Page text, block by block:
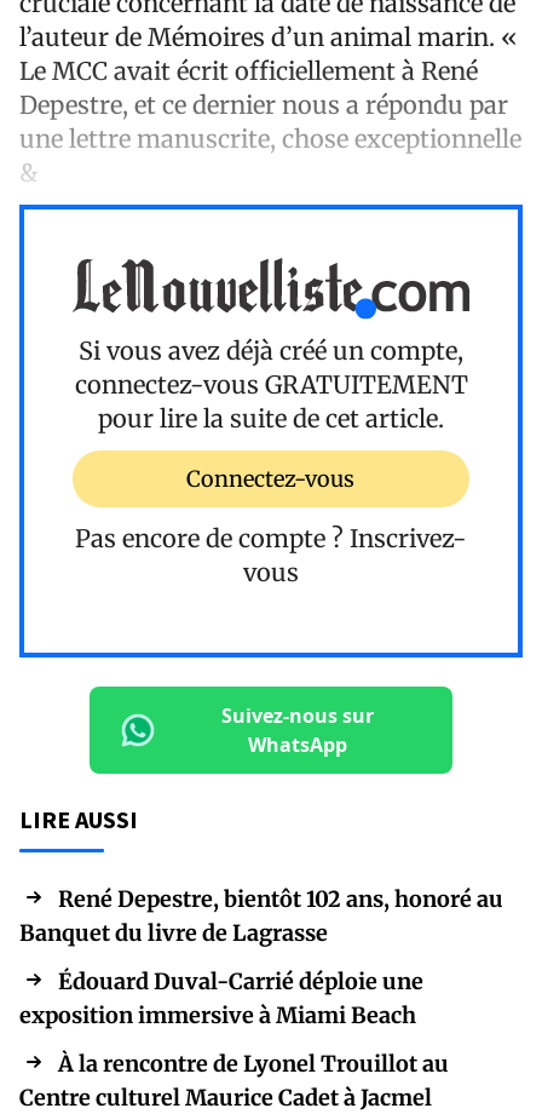
l’auteur de Mémoires d’un animal marin. «
Le MCC avait écrit officiellement à René
Depestre, et ce dernier nous a répondu par
une lettre manuscrite, chose exceptionnelle
&
Si vous avez déjà créé un compte,
connectez-vous GRATUITEMENT
pour lire la suite de cet article.
Connectez-vous
Pas encore de compte ? Inscrivez-
vous
Suivez-nous sur
WhatsApp
LIRE AUSSI
René Depestre, bientôt 102 ans, honoré au
Banquet du livre de Lagrasse
Édouard Duval-Carrié déploie une
exposition immersive à Miami Beach
À la rencontre de Lyonel Trouillot au
Centre culturel Maurice Cadet à Jacmel